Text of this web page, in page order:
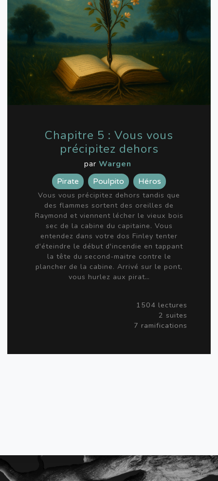
Chapitre 5 : Vous vous
précipitez dehors
par Wargen
Pirate Poulpito
Héros
Vous vous précipitez dehors tandis que
des flammes sortent des oreilles de
Raymond et viennent lécher le vieux bois
sec de la cabine du capitaine. Vous
entendez dans votre dos Finley tenter
d'éteindre le début d'incendie en tappant
la tête du second-maitre contre le
plancher de la cabine. Arrivé sur le pont,
vous hurlez aux pirat…
1504 lectures
2 suites
7 ramifications